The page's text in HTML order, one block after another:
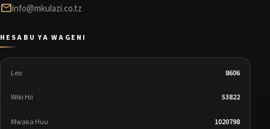
mailinfo@mkulazi.co.tz
HESABU YA WAGENI
Leo 8606
Wiki Hii 53822
Mwaka Huu 1020798